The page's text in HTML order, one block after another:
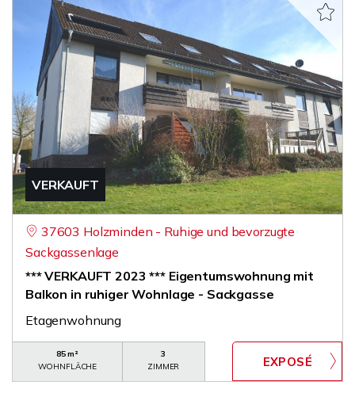
VERKAUFT
37603 Holzminden - Ruhige und bevorzugte
Sackgassenlage
*** VERKAUFT 2023 *** Eigentumswohnung mit
Balkon in ruhiger Wohnlage - Sackgasse
Etagenwohnung
85 m²
WOHNFLÄCHE
3
ZIMMER